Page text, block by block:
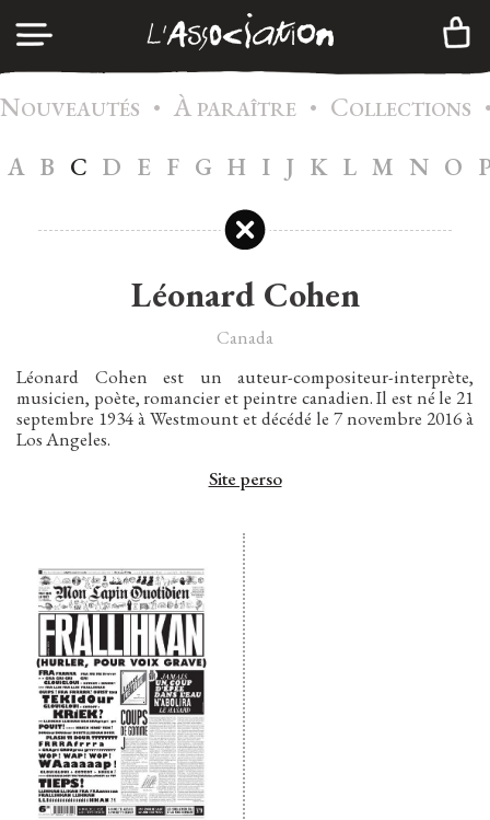
A GENDA
CATALOGUE
I
NEWSLETTER
Facebook Instagram Twitter
incandescence
CONNEXION
CRÉER UN COMPTE
NOUVEAUTÉS • À PARAÎTRE • COLLECTIONS
A B C D E F G H I J K L M N O
Léonard Cohen
Canada
Léonard Cohen est un auteur-compositeur-interprète,
musicien, poète, romancier et peintre canadien. Il est né le 21
septembre 1934 à Westmount et décédé le 7 novembre 2016 à
Los Angeles.
Site perso